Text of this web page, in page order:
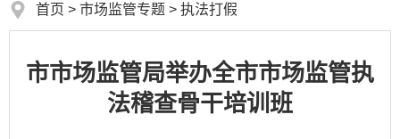
首页 > 市场监管专题 > 执法打假
市市场监管局举办全市市场监管执
法稽查骨干培训班